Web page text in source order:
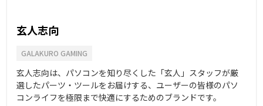
玄人志向
GALAKURO GAMING
玄人志向は、パソコンを知り尽くした「玄人」スタッフが厳
選したパーツ・ツールをお届けする、ユーザーの皆様のパソ
コンライフを極限まで快適にするためのブランドです。